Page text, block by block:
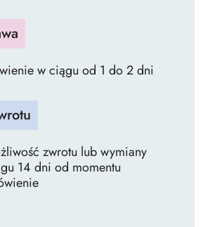
w ciągu od 1 do 2 dni
zwrotu lub wymiany
14 dni od momentu